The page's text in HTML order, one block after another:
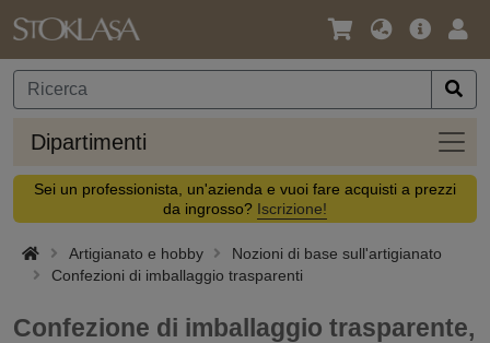
Lingua
Valuta
Offerta
Dipartimenti
Sei un professionista, un'azienda e vuoi fare acquisti a prezzi
da ingrosso? Iscrizione!
Artigianato e hobby
Nozioni di base sull'artigianato
Confezioni di imballaggio trasparenti
Confezione di imballaggio trasparente,